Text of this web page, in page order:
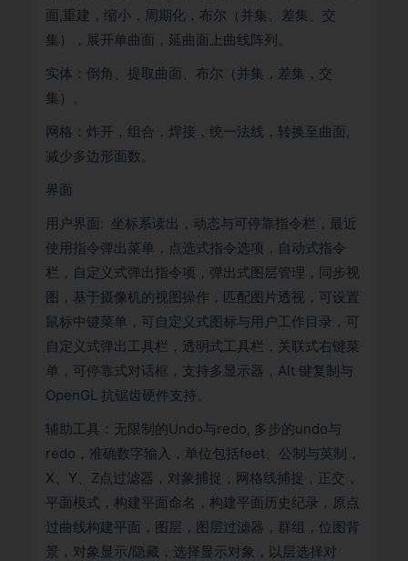
面,重建，缩小，周期化，布尔（并集、差集、交
集），展开单曲面，延曲面上曲线阵列。
实体：倒角、提取曲面、布尔（并集，差集，交
集）。
网格：炸开，组合，焊接，统一法线，转换至曲面,
减少多边形面数。
界面
用户界面: 坐标系读出，动态与可停靠指令栏，最近
使用指令弹出菜单，点选式指令选项，自动式指令
栏，自定义式弹出指令项，弹出式图层管理，同步视
图，基于摄像机的视图操作，匹配图片透视，可设置
鼠标中键菜单，可自定义式图标与用户工作目录，可
自定义式弹出工具栏，透明式工具栏，关联式右键菜
单，可停靠式对话框，支持多显示器，Alt 键复制与
OpenGL 抗锯齿硬件支持。
辅助工具：无限制的Undo与redo, 多步的undo与
redo，准确数字输入，单位包括feet、公制与英制，
X、Y、Z点过滤器，对象捕捉，网格线捕捉，正交，
平面模式，构建平面命名，构建平面历史纪录，原点
过曲线构建平面，图层，图层过滤器，群组，位图背
景，对象显示/隐藏，选择显示对象，以层选择对